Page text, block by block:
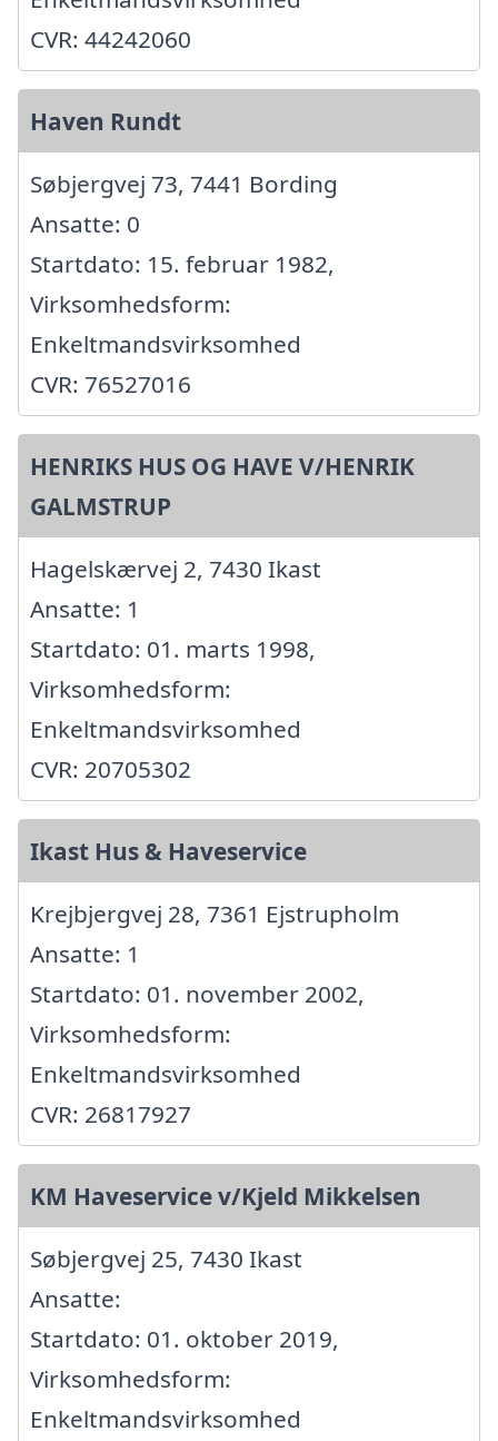
CVR: 44242060
Haven Rundt
Søbjergvej 73, 7441 Bording
Ansatte: 0
Startdato: 15. februar 1982,
Virksomhedsform:
Enkeltmandsvirksomhed
CVR: 76527016
HENRIKS HUS OG HAVE V/HENRIK
GALMSTRUP
Hagelskærvej 2, 7430 Ikast
Ansatte: 1
Startdato: 01. marts 1998,
Virksomhedsform:
Enkeltmandsvirksomhed
CVR: 20705302
Ikast Hus & Haveservice
Krejbjergvej 28, 7361 Ejstrupholm
Ansatte: 1
Startdato: 01. november 2002,
Virksomhedsform:
Enkeltmandsvirksomhed
CVR: 26817927
KM Haveservice v/Kjeld Mikkelsen
Søbjergvej 25, 7430 Ikast
Ansatte:
Startdato: 01. oktober 2019,
Virksomhedsform:
Enkeltmandsvirksomhed